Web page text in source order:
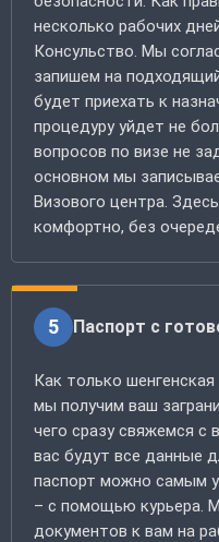
несколько рабочих
Консульство. Мы
запишем на
будет приехать к
процедуру уйдет не
вопросов по визе не
основном мы
Визового центра.
комфортно, без
5 Паспорт с
Как только
мы получим ваш
чего сразу свяжемся
вас будут все данные
паспорт можно самым
– с помощью курьера.
документов к вам на